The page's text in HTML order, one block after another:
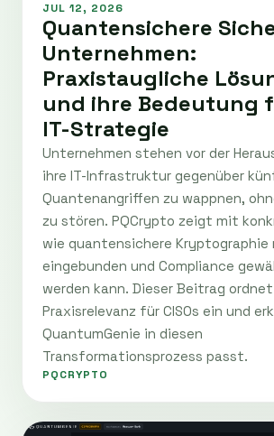
JUL 12, 2026
Quantensichere
Unternehmen:
Praxistaugliche
und ihre Bedeutung
IT-Strategie
Unternehmen stehen vor der
ihre IT-Infrastruktur gegenüber
Quantenangriffen zu wappnen,
zu stören. PQCrypto zeigt mit
wie quantensichere Kryptographie
eingebunden und Compliance
werden kann. Dieser Beitrag
Praxisrelevanz für CISOs ein und
QuantumGenie in diesen
Transformationsprozess passt.
PQCRYPTO